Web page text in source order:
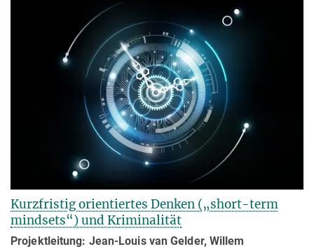
Kurzfristig orientiertes Denken („short-term
mindsets“) und Kriminalität
Projektleitung: Jean-Louis van Gelder, Willem